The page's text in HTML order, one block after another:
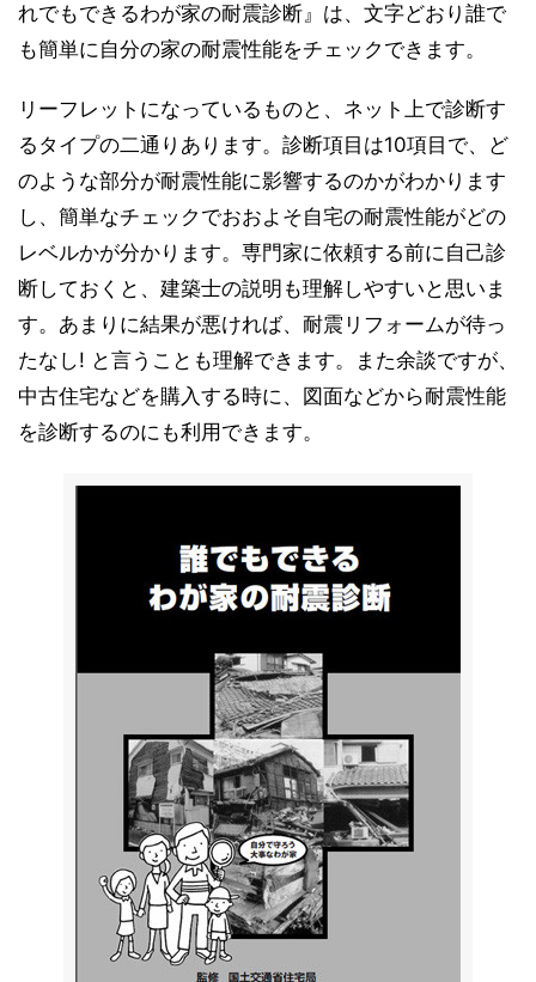
れでもできるわが家の耐震診断』は、文字どおり誰で
も簡単に自分の家の耐震性能をチェックできます。
リーフレットになっているものと、ネット上で診断す
るタイプの二通りあります。診断項目は10項目で、ど
のような部分が耐震性能に影響するのかがわかります
し、簡単なチェックでおおよそ自宅の耐震性能がどの
レベルかが分かります。専門家に依頼する前に自己診
断しておくと、建築士の説明も理解しやすいと思いま
す。あまりに結果が悪ければ、耐震リフォームが待っ
たなし! と言うことも理解できます。また余談ですが、
中古住宅などを購入する時に、図面などから耐震性能
を診断するのにも利用できます。